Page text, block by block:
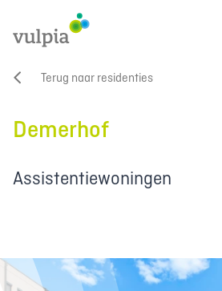
Terug naar residenties
Demerhof
Assistentiewoningen